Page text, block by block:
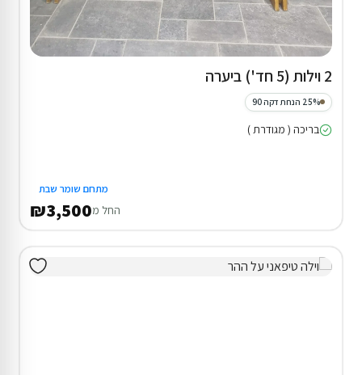
2 וילות (5 חד') ביערה
25% הנחת דקה 90
בריכה ( מגודרת )
מתחם שומר שבת
החל מ₪3,500